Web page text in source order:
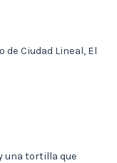
Ciudad Lineal, El
una tortilla que